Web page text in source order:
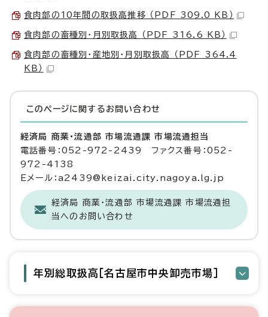
食肉部の10年間の取扱高推移 （PDF 309.0 KB）
食肉部の畜種別・月別取扱高 （PDF 316.6 KB）
食肉部の畜種別・産地別・月別取扱高 （PDF 364.4
KB）
このページに関する お問い合わせ
経済局 商業・流通部 市場流通課 市場流通担当
電話番号：052-972-2439 ファクス番号：052-
972-4138
Eメール：a2439@keizai.city.nagoya.lg.jp
経済局 商業・流通部 市場流通課 市場流通担
当へのお問い合わせ
年別総取扱高［名古屋市中央卸売市場］